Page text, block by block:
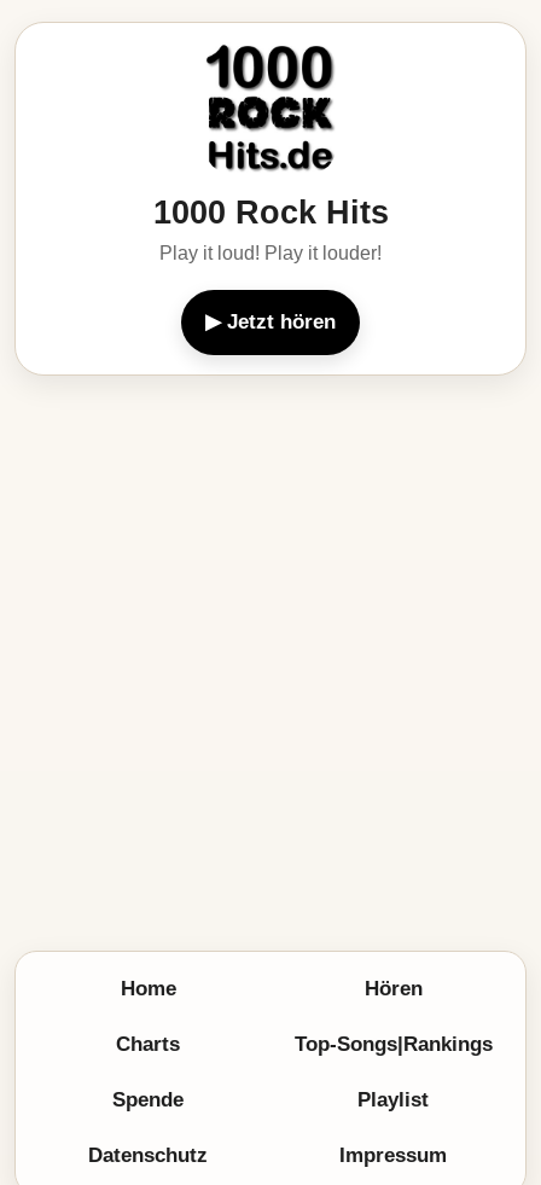
1000 Rock Hits
Play it loud! Play it louder!
▶ Jetzt hören
Home Hören
Charts Top-Songs|Rankings
Spende Playlist
Datenschutz Impressum